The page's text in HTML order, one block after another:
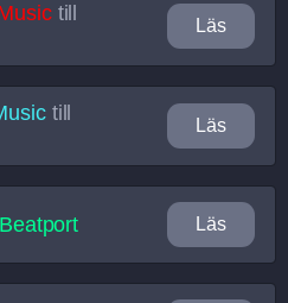
till
Läs
till
Läs
Beatport Läs